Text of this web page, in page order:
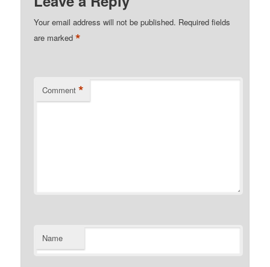
Your email address will not be published. Required fields
are marked*
Comment *
Name